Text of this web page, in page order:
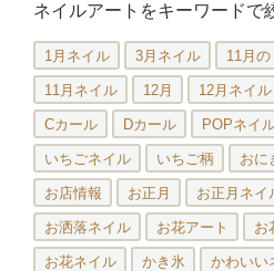
ネイルアートをキーワードで
1月ネイル 3月ネイル 11月
11月ネイル 12月 12月ネイル
Cカール Dカール POPネイ
いちごネイル いちご柄 おに
お店情報 お正月 お正月ネイ
お洒落ネイル お花アート お
お花ネイル かき氷 かわいい